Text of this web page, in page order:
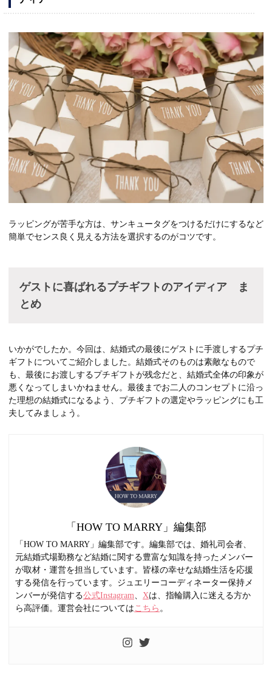
ラッピングが苦手な方は、サンキュータグをつけるだけにするなど
簡単でセンス良く見える方法を選択するのがコツです。
ゲストに喜ばれるプチギフトのアイディア ま
とめ
いかがでしたか。今回は、結婚式の最後にゲストに手渡しするプチ
ギフトについてご紹介しました。結婚式そのものは素敵なもので
も、最後にお渡しするプチギフトが残念だと、結婚式全体の印象が
悪くなってしまいかねません。最後までお二人のコンセプトに沿っ
た理想の結婚式になるよう、プチギフトの選定やラッピングにも工
夫してみましょう。
「HOW TO MARRY」編集部
「HOW TO MARRY」編集部です。編集部では、婚礼司会者、
元結婚式場勤務など結婚に関する豊富な知識を持ったメンバー
が取材・運営を担当しています。皆様の幸せな結婚生活を応援
する発信を行っています。ジュエリーコーディネーター保持メ
ンバーが発信する公式Instagram Xは、指輪購入に迷える方か
ら高評価。運営会社については こちら 。